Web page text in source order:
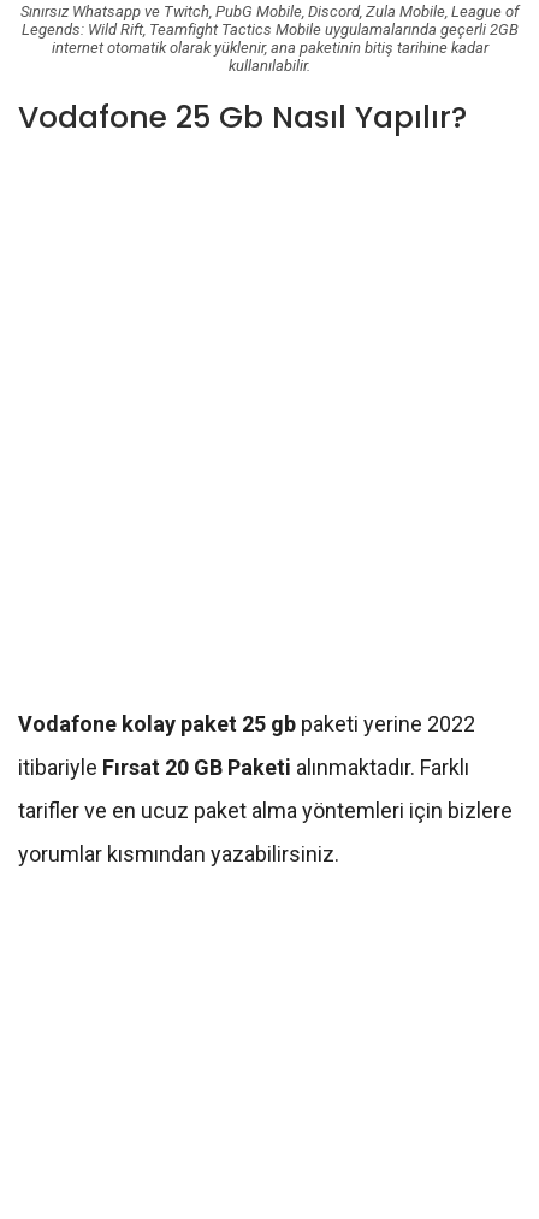
Sınırsız Whatsapp ve Twitch, PubG Mobile, Discord, Zula Mobile, League of
Legends: Wild Rift, Teamfight Tactics Mobile uygulamalarında geçerli 2GB
internet otomatik olarak yüklenir, ana paketinin bitiş tarihine kadar
kullanılabilir.
Vodafone 25 Gb Nasıl Yapılır?
Vodafone kolay paket 25 gb paketi yerine 2022
itibariyle Fırsat 20 GB Paketi alınmaktadır. Farklı
tarifler ve en ucuz paket alma yöntemleri için bizlere
yorumlar kısmından yazabilirsiniz.